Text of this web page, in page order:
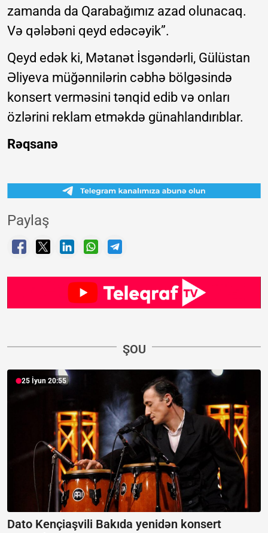
zamanda da Qarabağımız azad olunacaq.
Və qələbəni qeyd edəcəyik”.
Qeyd edək ki, Mətanət İsgəndərli, Gülüstan
Əliyeva müğənnilərin cəbhə bölgəsində
konsert verməsini tənqid edib və onları
özlərini reklam etməkdə günahlandırıblar.
Rəqsanə
Paylaş
ŞOU
25 İyun 20:55
Dato Kençiaşvili Bakıda yenidən konsert